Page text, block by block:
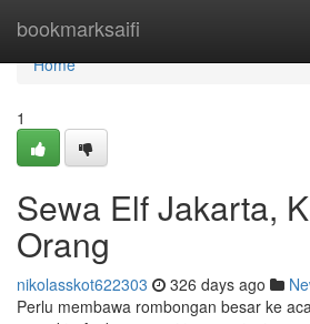
bookmarksaifi
Home
Home
1
Sewa Elf Jakarta,
Orang
nikolasskot622303 326 days ago
Perlu membawa rombongan besar ke